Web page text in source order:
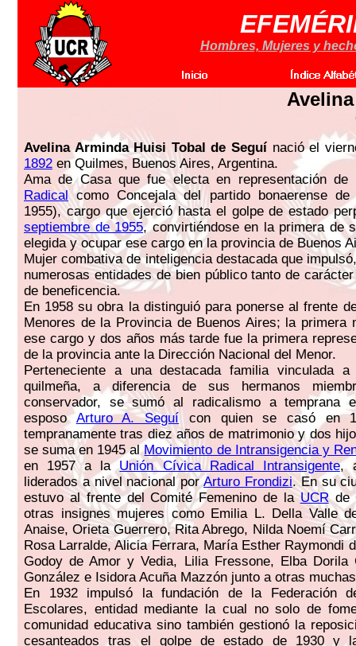
Hombres, Mujeres y
Avelina Arminda Huisi Tobal de Seguínació el
1892 en Quilmes, Buenos Aires, Argentina.
Ama de Casa que fue electa en representación
Radicalcomo Concejala del partido bonaerense de
1955), cargo que ejerció hasta el golpe de estado
septiembre de 1955, convirtiéndose en la primera de
elegida y ocupar ese cargo en la provincia de Buenos
Mujer combativa de inteligencia destacada que
numerosas entidades de bien público tanto de
de beneficencia.
En 1958 su obra la distinguió para ponerse al frente
Menores de la Provincia de Buenos Aires; la primera
ese cargo y dos años más tarde fue la primera
de la provincia ante la Dirección Nacional del Menor.
Perteneciente a una destacada familia vinculada
quilmeña, a diferencia de sus hermanos
conservador, se sumó al radicalismo a temprana
esposoArturo A. Seguícon quien se casó en
tempranamente tras diez años de matrimonio y dos
se suma en 1945 alMovimiento de Intransigencia y
en 1957 a laUnión Cívica Radical Intransigente,
liderados a nivel nacional porArturo Frondizi. En su
estuvo al frente del Comité Femenino de laUCRde
otras insignes mujeres como Emilia L. Della Valle
Anaise, Orieta Guerrero, Rita Abrego, Nilda Noemí
Rosa Larralde, Alicia Ferrara, María Esther Raymondi
Godoy de Amor y Vedia, Lilia Fressone, Elba Dorila
González e Isidora Acuña Mazzón junto a otras
En 1932 impulsó la fundación de la Federación
Escolares, entidad mediante la cual no solo de
comunidad educativa sino también gestionó la
cesanteados tras el golpe de estado de 1930 y